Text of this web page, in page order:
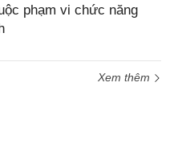
phạm vi chức năng
Xem thêm